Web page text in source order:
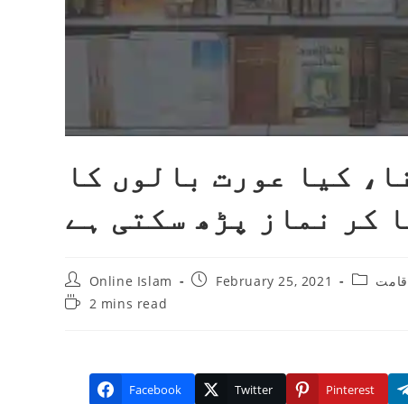
کیا عورت بالوں کا
کر نماز پڑھ سکتی ہے
Post
author:
Online Islam
PostFebruary 25, 2021
Post
Reading2 mins read
Facebook Twitter Pinterest